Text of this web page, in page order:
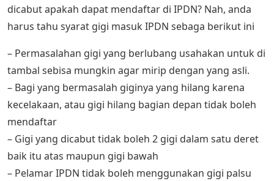
dicabut apakah dapat mendaftar di IPDN? Nah, anda
harus tahu syarat gigi masuk IPDN sebaga berikut ini
– Permasalahan gigi yang berlubang usahakan untuk di
tambal sebisa mungkin agar mirip dengan yang asli.
– Bagi yang bermasalah giginya yang hilang karena
kecelakaan, atau gigi hilang bagian depan tidak boleh
mendaftar
– Gigi yang dicabut tidak boleh 2 gigi dalam satu deret
baik itu atas maupun gigi bawah
– Pelamar IPDN tidak boleh menggunakan gigi palsu